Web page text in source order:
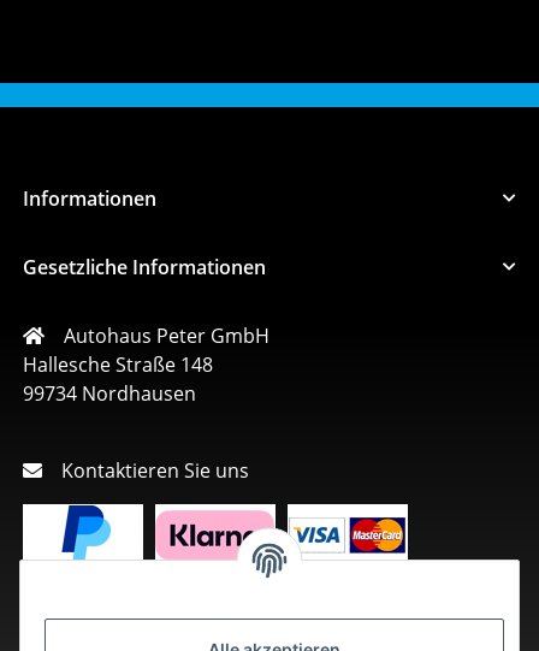
Informationen
Gesetzliche Informationen
Autohaus Peter GmbH
Hallesche Straße 148
99734 Nordhausen
Kontaktieren Sie uns